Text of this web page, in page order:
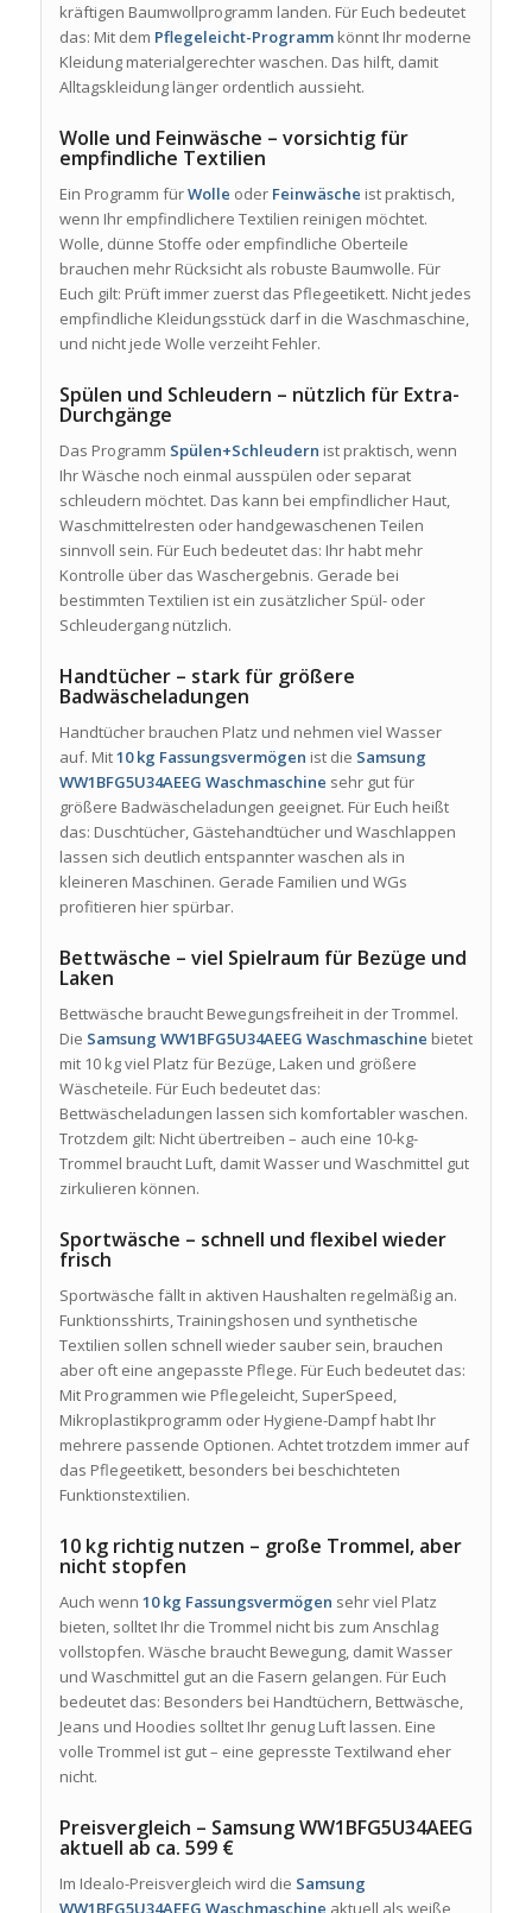
kräftigen Baumwollprogramm landen. Für Euch bedeutet
das: Mit dem Pflegeleicht-Programmkönnt Ihr moderne
Kleidung materialgerechter waschen. Das hilft, damit
Alltagskleidung länger ordentlich aussieht.
Wolle und Feinwäsche – vorsichtig für
empfindliche Textilien
Ein Programm fürWolle oder Feinwäsche ist praktisch,
wenn Ihr empfindlichere Textilien reinigen möchtet.
Wolle, dünne Stoffe oder empfindliche Oberteile
brauchen mehr Rücksicht als robuste Baumwolle. Für
Euch gilt: Prüft immer zuerst das Pflegeetikett. Nicht jedes
empfindliche Kleidungsstück darf in die Waschmaschine,
und nicht jede Wolle verzeiht Fehler.
Spülen und Schleudern – nützlich für Extra-
Durchgänge
Das Programm Spülen+Schleudern ist praktisch, wenn
Ihr Wäsche noch einmal ausspülen oder separat
schleudern möchtet. Das kann bei empfindlicher Haut,
Waschmittelresten oder handgewaschenen Teilen
sinnvoll sein. Für Euch bedeutet das: Ihr habt mehr
Kontrolle über das Waschergebnis. Gerade bei
bestimmten Textilien ist ein zusätzlicher Spül- oder
Schleudergang nützlich.
Handtücher – stark für größere
Badwäscheladungen
Handtücher brauchen Platz und nehmen viel Wasser
auf. Mit10 kg Fassungsvermögen ist die Samsung
WW1BFG5U34AEEG Waschmaschine sehr gut für
größere Badwäscheladungen geeignet. Für Euch heißt
das: Duschtücher, Gästehandtücher und Waschlappen
lassen sich deutlich entspannter waschen als in
kleineren Maschinen. Gerade Familien und WGs
profitieren hier spürbar.
Bettwäsche – viel Spielraum für Bezüge und
Laken
Bettwäsche braucht Bewegungsfreiheit in der Trommel.
Die Samsung WW1BFG5U34AEEG Waschmaschine bietet
mit 10 kg viel Platz für Bezüge, Laken und größere
Wäscheteile. Für Euch bedeutet das:
Bettwäscheladungen lassen sich komfortabler waschen.
Trotzdem gilt: Nicht übertreiben – auch eine 10-kg-
Trommel braucht Luft, damit Wasser und Waschmittel gut
zirkulieren können.
Sportwäsche – schnell und flexibel wieder
frisch
Sportwäsche fällt in aktiven Haushalten regelmäßig an.
Funktionsshirts, Trainingshosen und synthetische
Textilien sollen schnell wieder sauber sein, brauchen
aber oft eine angepasste Pflege. Für Euch bedeutet das:
Mit Programmen wie Pflegeleicht, SuperSpeed,
Mikroplastikprogramm oder Hygiene-Dampf habt Ihr
mehrere passende Optionen. Achtet trotzdem immer auf
das Pflegeetikett, besonders bei beschichteten
Funktionstextilien.
10 kg richtig nutzen – große Trommel, aber
nicht stopfen
Auch wenn 10 kg Fassungsvermögen sehr viel Platz
bieten, solltet Ihr die Trommel nicht bis zum Anschlag
vollstopfen. Wäsche braucht Bewegung, damit Wasser
und Waschmittel gut an die Fasern gelangen. Für Euch
bedeutet das: Besonders bei Handtüchern, Bettwäsche,
Jeans und Hoodies solltet Ihr genug Luft lassen. Eine
volle Trommel ist gut – eine gepresste Textilwand eher
nicht.
Preisvergleich – Samsung WW1BFG5U34AEEG
aktuell ab ca. 599 €
Im Idealo-Preisvergleich wird die Samsung